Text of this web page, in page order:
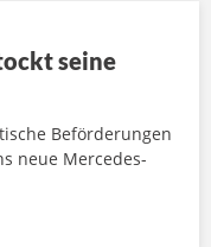
seine
Beförderungen
neue Mercedes-